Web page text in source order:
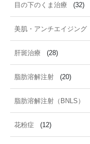
目の下のくま治療 (32)
美肌・アンチエイジング
肝斑治療 (28)
脂肪溶解注射 (20)
脂肪溶解注射（BNLS）
花粉症 (12)